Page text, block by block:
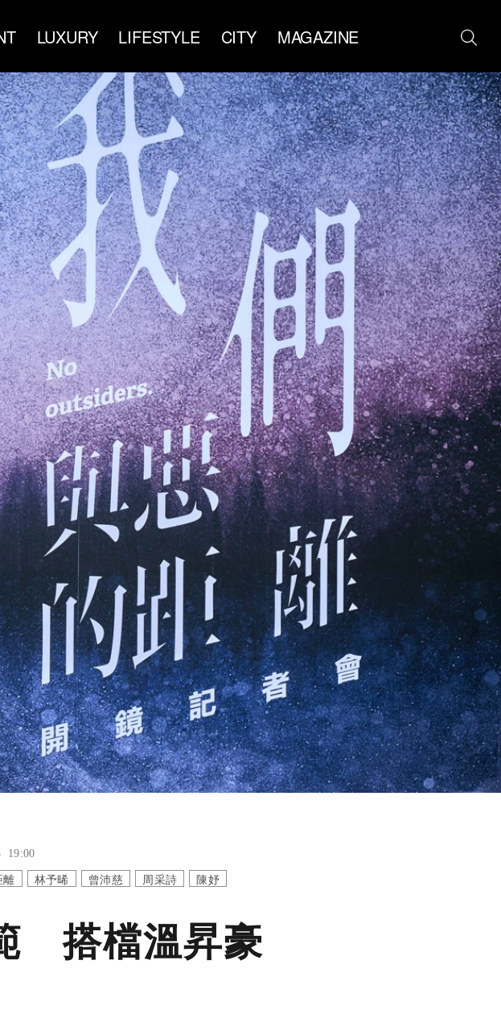
LUXURY LIFESTYLE CITY MAGAZINE
19:00
離 林予晞 曾沛慈 周采詩 陳妤
搭檔溫昇豪